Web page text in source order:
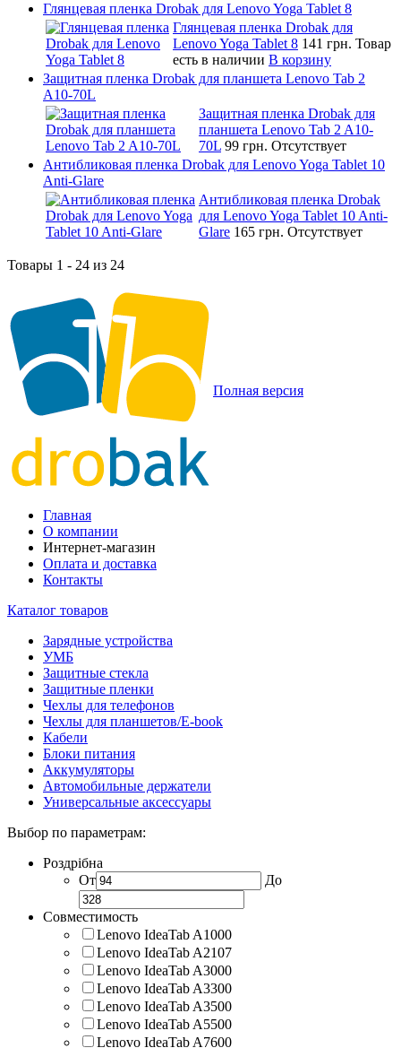
Глянцевая пленка Drobak для Lenovo Yoga Tablet 8
Глянцевая пленка Drobak для
Lenovo Yoga Tablet 8 141 грн. Товар
есть в наличии В корзину
Защитная пленка Drobak для планшета Lenovo Tab 2
A10-70L
Защитная пленка Drobak для
планшета Lenovo Tab 2 A10-
70L 99 грн. Отсутствует
Антибликовая пленка Drobak для Lenovo Yoga Tablet 10
Anti-Glare
Антибликовая пленка Drobak
для Lenovo Yoga Tablet 10 Anti-
Glare 165 грн. Отсутствует
Товары 1 - 24 из 24
Полная версия
Главная
О компании
Интернет-магазин
Оплата и доставка
Контакты
Каталог товаров
Зарядные устройства
УМБ
Защитные стекла
Защитные пленки
Чехлы для телефонов
Чехлы для планшетов/E-book
Кабели
Блоки питания
Аккумуляторы
Автомобильные держатели
Универсальные аксессуары
Выбор по параметрам:
Роздрібна
От
До
Совместимость
Lenovo IdeaTab A1000
Lenovo IdeaTab A2107
Lenovo IdeaTab A3000
Lenovo IdeaTab A3300
Lenovo IdeaTab A3500
Lenovo IdeaTab A5500
Lenovo IdeaTab A7600